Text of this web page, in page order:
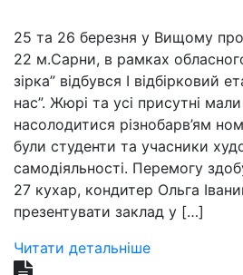
25 та 26 березня у Вищому
22 м.Сарни, в рамках
зірка” відбувся І відбірковий
нас”. Жюрі та усі присутні
насолодитися різнобарв’ям
були студенти та учасники
самодіяльності. Перемогу
27 кухар, кондитер Ольга
презентувати заклад у […]
Читати детальніше